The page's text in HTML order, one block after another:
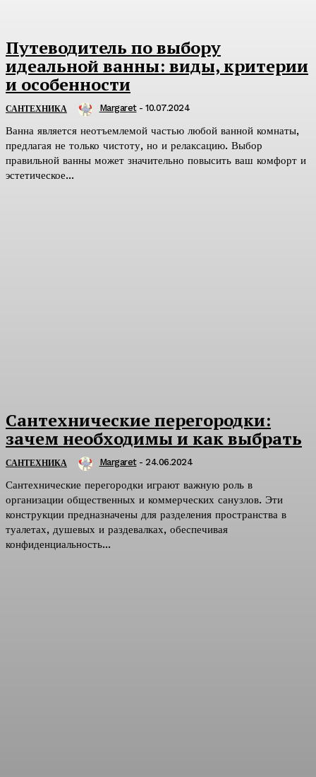
Путеводитель по выбору
идеальной ванны: виды, критерии
и особенности
САНТЕХНИКА Margaret - 10.07.2024
Ванна является неотъемлемой частью любой ванной комнаты,
предлагая не только чистоту, но и релаксацию. Выбор
правильной ванны может значительно повысить ваш комфорт и
эстетическое...
Сантехнические перегородки:
зачем необходимы и как выбрать
САНТЕХНИКА Margaret - 24.06.2024
Сантехнические перегородки играют важную роль в
организации общественных и коммерческих санузлов. Эти
конструкции предназначены для разделения пространства в
туалетах, душевых и раздевалках, обеспечивая
конфиденциальность...